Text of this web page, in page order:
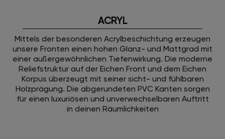
ACRYL
Mittels der besonderen Acrylbeschichtung erzeugen
unsere Fronten einen hohen Glanz- und Mattgrad mit
einer außergewöhnlichen Tiefenwirkung. Die moderne
Reliefstruktur auf der Eichen Front und dem Eichen
Korpus überzeugt mit seiner sicht- und fühlbaren
Holzprägung. Die abgerundeten PVC Kanten sorgen
für einen luxuriösen und unverwechselbaren Auftritt
in deinen Räumlichkeiten